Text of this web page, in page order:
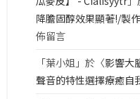
降膽固醇效果顯著!/製
佈留言
「葉小姐 」於〈影響大
聲音的特性選擇療癒自